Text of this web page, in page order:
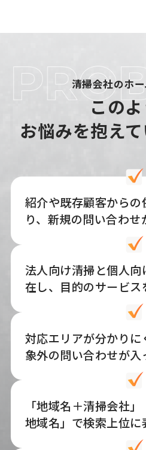
清掃会社のホ
この
お悩みを抱え
紹介や既存顧客からの
り、新規の問い合わせ
法人向け清掃と個人
在し、目的のサービス
対応エリアが分かり
象外の問い合わせが入
「地域名＋清掃会社
地域名」で検索上位に